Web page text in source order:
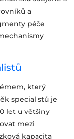
a
péče
který
specialistů je
let u většiny
mezi
kapacita